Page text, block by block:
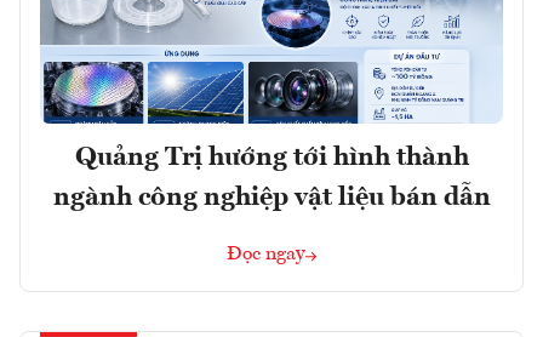
Quảng Trị hướng tới hình thành
ngành công nghiệp vật liệu bán dẫn
Đọc ngay